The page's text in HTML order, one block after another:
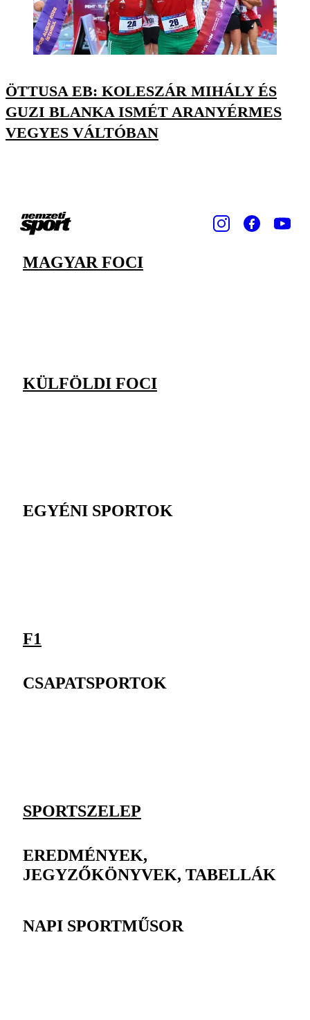
ÖTTUSA EB: KOLESZÁR MIHÁLY ÉS
GUZI BLANKA ISMÉT ARANYÉRMES
VEGYES VÁLTÓBAN
MAGYAR FOCI
KÜLFÖLDI FOCI
EGYÉNI SPORTOK
F1
CSAPATSPORTOK
SPORTSZELEP
EREDMÉNYEK,
JEGYZŐKÖNYVEK, TABELLÁK
NAPI SPORTMŰSOR